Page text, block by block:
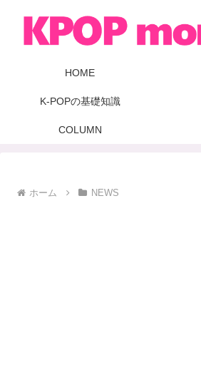
HOME
K-POPの基礎知識
COLUMN
ホーム NEWS